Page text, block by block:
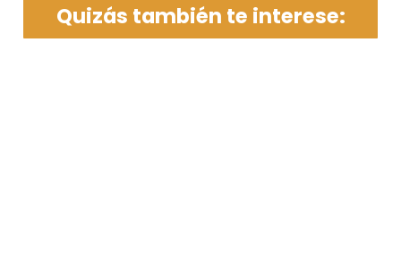
Quizás también te interese: